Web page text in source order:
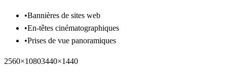
•Bannières de sites web
•En-têtes cinématographiques
•Prises de vue panoramiques
2560×10803440×1440